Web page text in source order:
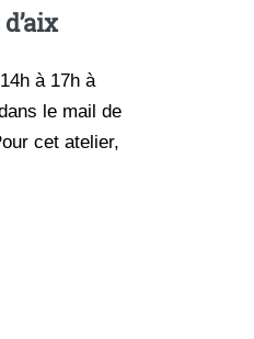
à 17h à
le mail de
cet atelier,